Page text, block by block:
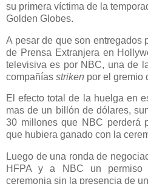
su primera víctima de la
Golden Globes.
A pesar de que son entregados
de Prensa Extranjera en
televisiva es por NBC, una de
compañías striken por el gremio
El efecto total de la huelga en
mas de un billón de dólares,
30 millones que NBC perderá
que hubiera ganado con la
Luego de una ronda de
HFPA y a NBC un permiso
ceremonia sin la presencia de